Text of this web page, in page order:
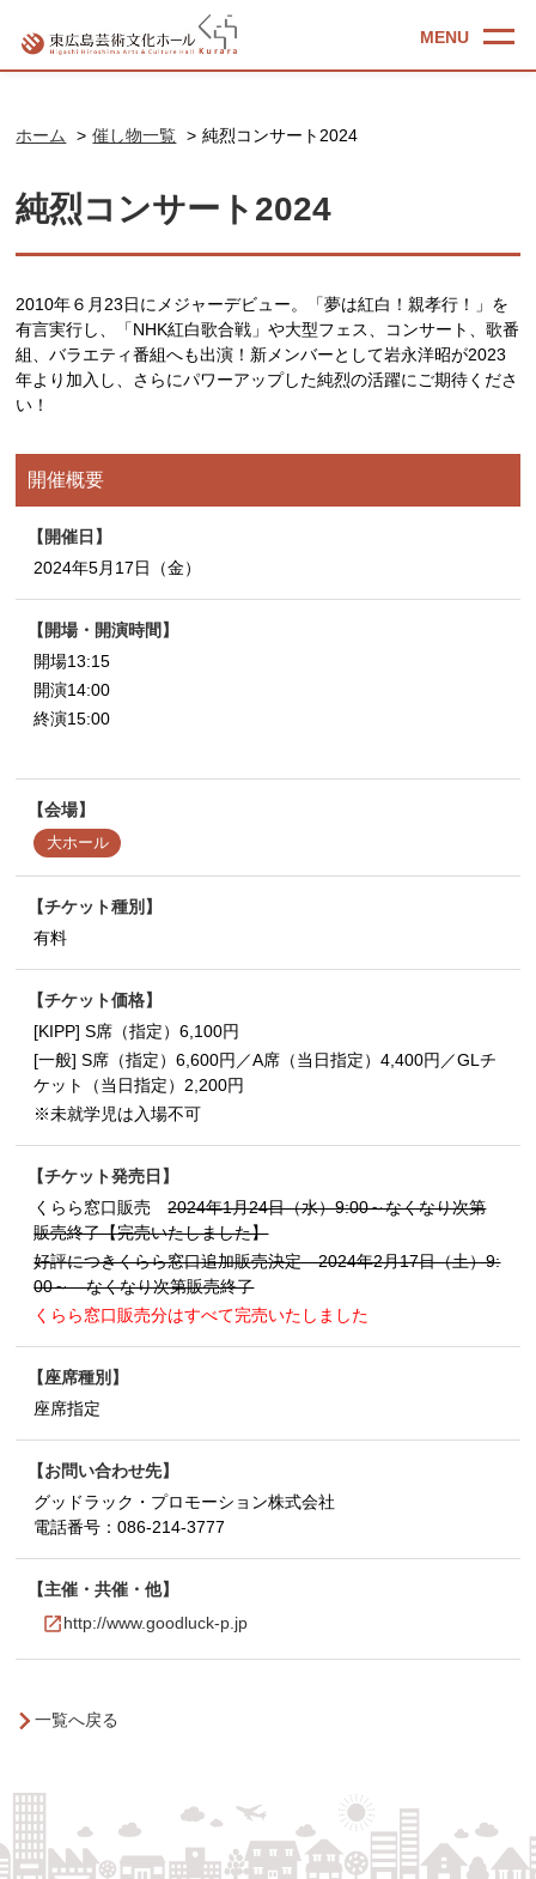
ホーム 催し物一覧 純烈コンサート2024
純烈コンサート2024
2010年６月23日にメジャーデビュー。「夢は紅白！親孝行！」を
有言実行し、「NHK紅白歌合戦」や大型フェス、コンサート、歌番
組、バラエティ番組へも出演！新メンバーとして岩永洋昭が2023
年より加入し、さらにパワーアップした純烈の活躍にご期待くださ
い！
開催概要
開催日
2024年5月17日（金）
開場・開演時間
開場13:15
開演14:00
終演15:00
会場
大ホール
チケット種別
有料
チケット価格
[KIPP] S席（指定）6,100円
[一般] S席（指定）6,600円／A席（当日指定）4,400円／GLチ
ケット（当日指定）2,200円
※未就学児は入場不可
チケット発売日
くらら窓口販売2024年1月24日（水）9:00～なくなり次第
販売終了【完売いたしました】
好評につきくらら窓口追加販売決定 2024年2月17日（土）9:
00～ なくなり次第販売終了
くらら窓口販売分はすべて完売いたしました
座席種別
座席指定
お問い合わせ先
グッドラック・プロモーション株式会社
電話番号：086-214-3777
主催・共催・他
http://www.goodluck-p.jp
一覧へ戻る